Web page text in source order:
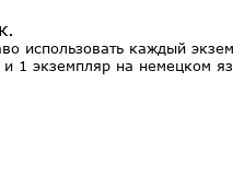
использовать каждый
1 экземпляр на немецком